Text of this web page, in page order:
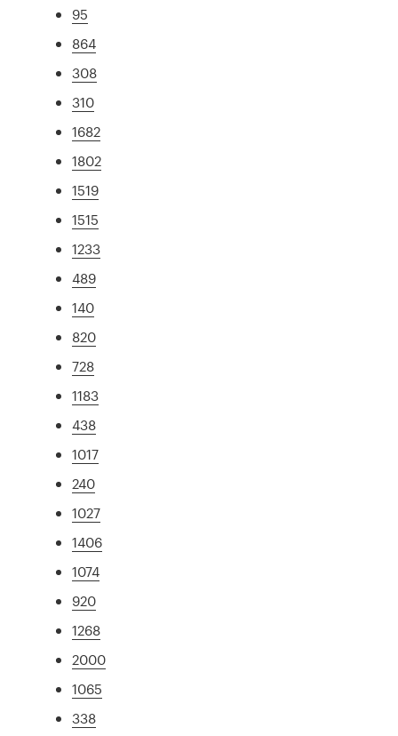
95
864
308
310
1682
1802
1519
1515
1233
489
140
820
728
1183
438
1017
240
1027
1406
1074
920
1268
2000
1065
338